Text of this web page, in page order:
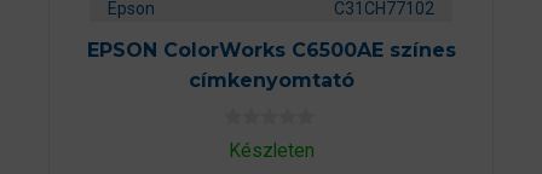
Epson C31CH77102
EPSON ColorWorks C6500AE színes
címkenyomtató
0
aKészleten